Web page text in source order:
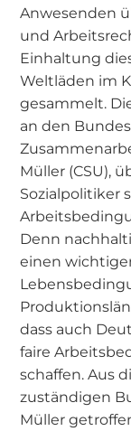
Anwesenden
und
Einhaltung
Weltläden im
gesammelt.
an den
Müller (CSU),
Sozialpolitiker
Denn
einen
dass auch
faire
schaffen. Aus
zuständigen
Müller